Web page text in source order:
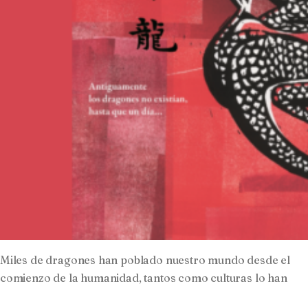
Miles de dragones han poblado nuestro mundo desde el
comienzo de la humanidad, tantos como culturas lo han